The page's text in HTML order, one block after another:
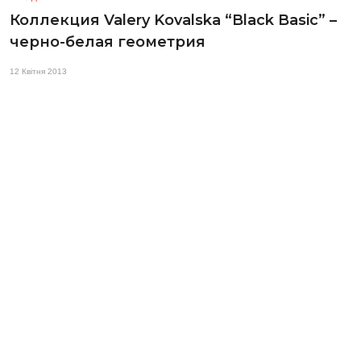
Коллекция Valery Kovalska “Black Basic” –
черно-белая геометрия
12 Квітня 2013